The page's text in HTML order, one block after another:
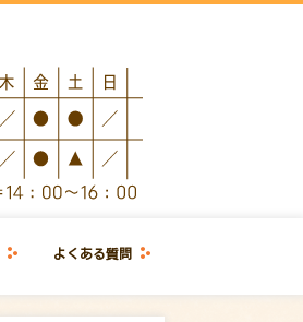
よくある質問